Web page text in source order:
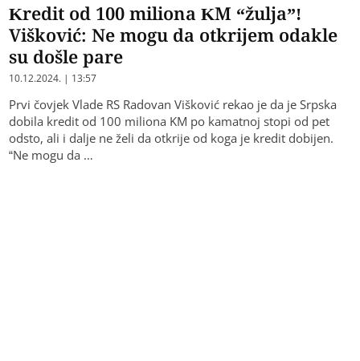
Kredit od 100 miliona KM “žulja”!
Višković: Ne mogu da otkrijem odakle
su došle pare
10.12.2024. | 13:57
Prvi čovjek Vlade RS Radovan Višković rekao je da je Srpska
dobila kredit od 100 miliona KM po kamatnoj stopi od pet
odsto, ali i dalje ne želi da otkrije od koga je kredit dobijen.
“Ne mogu da …